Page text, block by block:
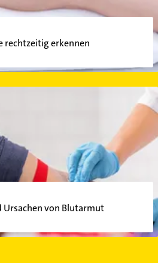
rechtzeitig erkennen
von Blutarmut
von Blutarmut